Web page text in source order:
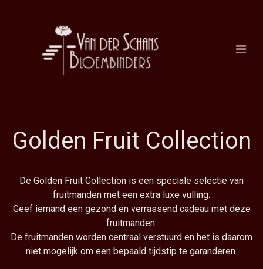
Golden Fruit Collection
De Golden Fruit Collection is een speciale selectie van
fruitmanden met een extra luxe vulling.
Geef iemand een gezond en verrassend cadeau met deze
fruitmanden.
De fruitmanden worden centraal verstuurd en het is daarom
niet mogelijk om een bepaald tijdstip te garanderen.